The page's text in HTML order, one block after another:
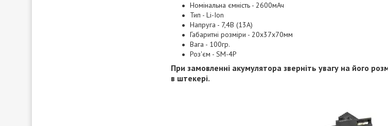
Номінальна ємність - 2600мАч
Тип - Li-Ion
Напруга - 7,4В (13А)
Габаритні розміри - 20х37х70мм
Вага - 100гр.
Роз'єм - SM-4P
При замовленні акумулятора зверніть увагу на його
в штекері.